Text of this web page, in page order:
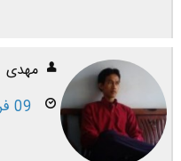
مهدی
09 فروردین 1401